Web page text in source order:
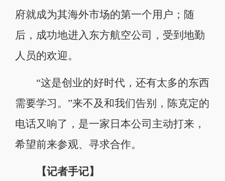
府就成为其海外市场的第一个用户；随
后，成功地进入东方航空公司，受到地勤
人员的欢迎。
“这是创业的好时代，还有太多的东西
需要学习。”来不及和我们告别，陈克定的
电话又响了，是一家日本公司主动打来，
希望前来参观、寻求合作。
【记者手记】